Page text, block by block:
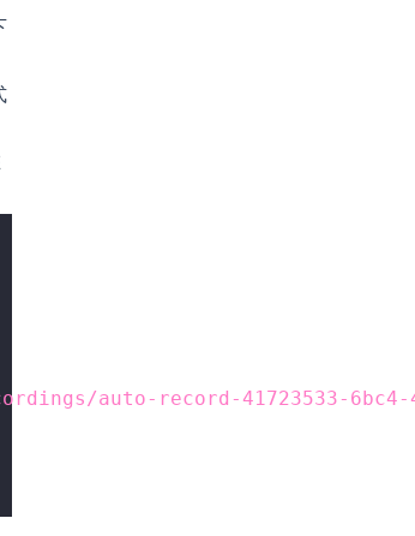
auto-record-41723533-6bc4-